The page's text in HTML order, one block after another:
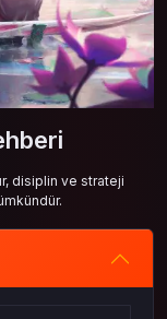
disiplin ve strateji